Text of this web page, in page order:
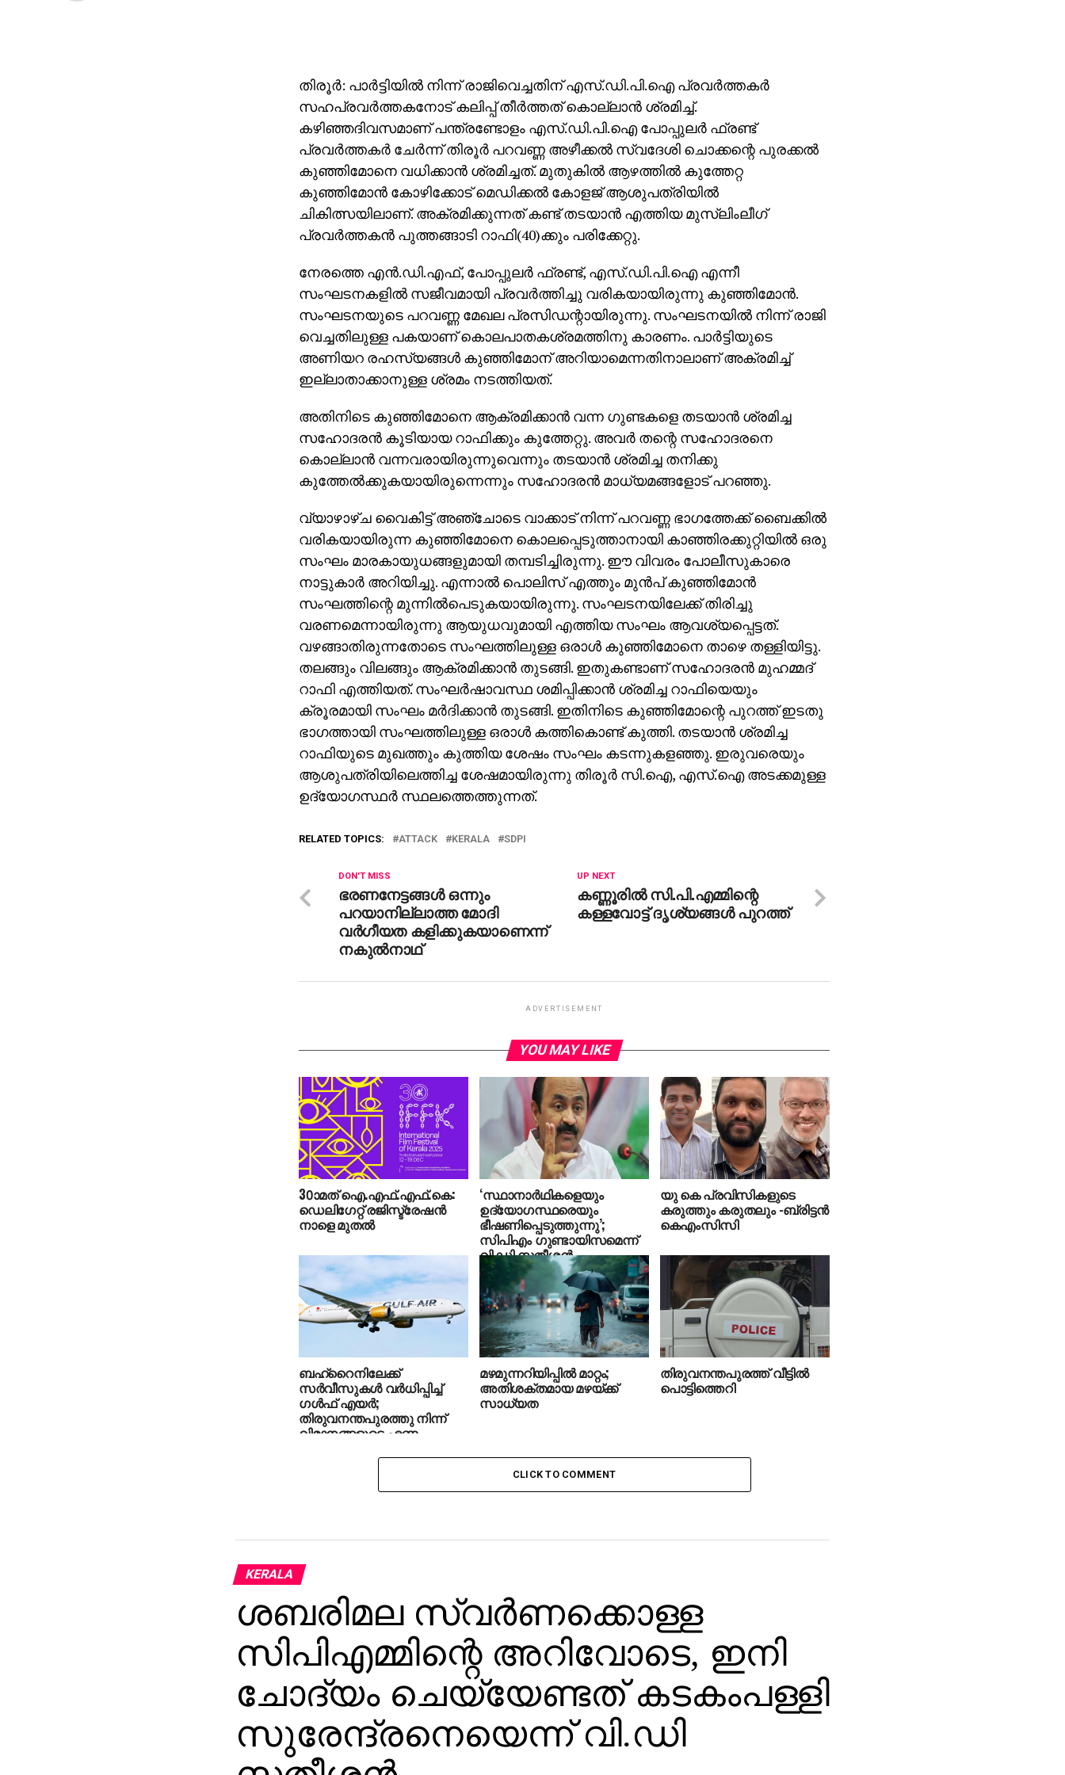
തിരൂര്‍: പാര്‍ട്ടിയില്‍ നിന്ന് രാജിവെച്ചതിന് എസ്.ഡി.പി.ഐ പ്രവര്‍ത്തകര്‍
സഹപ്രവര്‍ത്തകനോട് കലിപ്പ് തീര്‍ത്തത് കൊല്ലാന്‍ ശ്രമിച്ച്.
കഴിഞ്ഞദിവസമാണ് പന്ത്രണ്ടോളം എസ്.ഡി.പി.ഐ പോപ്പുലര്‍ ഫ്രണ്ട്
പ്രവര്‍ത്തകര്‍ ചേര്‍ന്ന് തിരൂര്‍ പറവണ്ണ അഴീക്കല്‍ സ്വദേശി ചൊക്കന്റെ പുരക്കല്‍
കുഞ്ഞിമോനെ വധിക്കാന്‍ ശ്രമിച്ചത്. മുതുകില്‍ ആഴത്തില്‍ കുത്തേറ്റ
കുഞ്ഞിമോന്‍ കോഴിക്കോട് മെഡിക്കല്‍ കോളജ് ആശുപത്രിയില്‍
ചികിത്സയിലാണ്. അക്രമിക്കുന്നത് കണ്ട് തടയാന്‍ എത്തിയ മുസ്ലിംലീഗ്
പ്രവര്‍ത്തകന്‍ പുത്തങ്ങാടി റാഫി(40)ക്കും പരിക്കേറ്റു.
നേരത്തെ എന്‍.ഡി.എഫ്, പോപ്പുലര്‍ ഫ്രണ്ട്, എസ്.ഡി.പി.ഐ എന്നീ
സംഘടനകളില്‍ സജീവമായി പ്രവര്‍ത്തിച്ചു വരികയായിരുന്നു കുഞ്ഞിമോന്‍.
സംഘടനയുടെ പറവണ്ണ മേഖല പ്രസിഡന്റായിരുന്നു. സംഘടനയില്‍ നിന്ന് രാജി
വെച്ചതിലുള്ള പകയാണ് കൊലപാതകശ്രമത്തിനു കാരണം. പാര്‍ട്ടിയുടെ
അണിയറ രഹസ്യങ്ങള്‍ കുഞ്ഞിമോന് അറിയാമെന്നതിനാലാണ് അക്രമിച്ച്
ഇല്ലാതാക്കാനുള്ള ശ്രമം നടത്തിയത്.
അതിനിടെ കുഞ്ഞിമോനെ ആക്രമിക്കാന്‍ വന്ന ഗുണ്ടകളെ തടയാന്‍ ശ്രമിച്ച
സഹോദരന്‍ കൂടിയായ റാഫിക്കും കുത്തേറ്റു. അവര്‍ തന്റെ സഹോദരനെ
കൊല്ലാന്‍ വന്നവരായിരുന്നുവെന്നും തടയാന്‍ ശ്രമിച്ച തനിക്കു
കുത്തേല്‍ക്കുകയായിരുന്നെന്നും സഹോദരന്‍ മാധ്യമങ്ങളോട് പറഞ്ഞു.
വ്യാഴാഴ്ച വൈകിട്ട് അഞ്ചോടെ വാക്കാട് നിന്ന് പറവണ്ണ ഭാഗത്തേക്ക് ബൈക്കില്‍
വരികയായിരുന്ന കുഞ്ഞിമോനെ കൊലപ്പെടുത്താനായി കാഞ്ഞിരക്കുറ്റിയില്‍ ഒരു
സംഘം മാരകായുധങ്ങളുമായി തമ്പടിച്ചിരുന്നു. ഈ വിവരം പോലീസുകാരെ
നാട്ടുകാര്‍ അറിയിച്ചു. എന്നാല്‍ പൊലിസ് എത്തും മുന്‍പ് കുഞ്ഞിമോന്‍
സംഘത്തിന്റെ മുന്നില്‍പെടുകയായിരുന്നു. സംഘടനയിലേക്ക് തിരിച്ചു
വരണമെന്നായിരുന്നു ആയുധവുമായി എത്തിയ സംഘം ആവശ്യപ്പെട്ടത്.
വഴങ്ങാതിരുന്നതോടെ സംഘത്തിലുള്ള ഒരാള്‍ കുഞ്ഞിമോനെ താഴെ തള്ളിയിട്ടു.
തലങ്ങും വിലങ്ങും ആക്രമിക്കാന്‍ തുടങ്ങി. ഇതുകണ്ടാണ് സഹോദരന്‍ മുഹമ്മദ്
റാഫി എത്തിയത്. സംഘര്‍ഷാവസ്ഥ ശമിപ്പിക്കാന്‍ ശ്രമിച്ച റാഫിയെയും
ക്രൂരമായി സംഘം മര്‍ദിക്കാന്‍ തുടങ്ങി. ഇതിനിടെ കുഞ്ഞിമോന്റെ പുറത്ത് ഇടതു
ഭാഗത്തായി സംഘത്തിലുള്ള ഒരാള്‍ കത്തികൊണ്ട് കുത്തി. തടയാന്‍ ശ്രമിച്ച
റാഫിയുടെ മുഖത്തും കുത്തിയ ശേഷം സംഘം കടന്നുകളഞ്ഞു. ഇരുവരെയും
ആശുപത്രിയിലെത്തിച്ച ശേഷമായിരുന്നു തിരൂര്‍ സി.ഐ, എസ്.ഐ അടക്കമുള്ള
ഉദ്യോഗസ്ഥര്‍ സ്ഥലത്തെത്തുന്നത്.
RELATED TOPICS: ATTACK KERALA SDPI
UP NEXT
കണ്ണൂരില്‍ സി.പി.എമ്മിന്റെ
കള്ളവോട്ട് ദൃശ്യങ്ങള്‍ പുറത്ത്
DON'T MISS
ഭരണനേട്ടങ്ങള്‍ ഒന്നും
പറയാനില്ലാത്ത മോദി
വര്‍ഗീയത കളിക്കുകയാണെന്ന്
നകുല്‍നാഥ്
ADVERTISEMENT
YOU MAY LIKE
30ാമത് ഐ.എഫ്.എഫ്.കെ:
ഡെലിഗേറ്റ് രജിസ്ട്രേഷന്‍
നാളെ മുതല്‍
‘സ്ഥാനാര്‍ഥികളെയും
ഉദ്യോഗസ്ഥരെയും
ഭീഷണിപ്പെടുത്തുന്നു’;
സിപിഎം ഗുണ്ടായിസമെന്ന്
വി ഡി സതീശന്‍
യു കെ പ്രവിസികളുടെ
കരുത്തും കരുതലും -ബ്രിട്ടൻ
കെഎംസിസി
ബഹ്റൈനിലേക്ക്
സർവീസുകൾ വർധിപ്പിച്ച്
ഗൾഫ് എയർ;
തിരുവനന്തപുരത്തു നിന്ന്
വിമാനങ്ങളുടെ എണ്ണം
മഴമുന്നറിയിപ്പില്‍ മാറ്റം;
അതിശക്തമായ മഴയ്ക്ക്
സാധ്യത
തിരുവനന്തപുരത്ത് വീട്ടില്‍
പൊട്ടിത്തെറി
CLICK TO COMMENT
KERALA
ശബരിമല സ്വര്‍ണക്കൊള്ള
സിപിഎമ്മിന്റെ അറിവോടെ, ഇനി
ചോദ്യം ചെയ്യേണ്ടത് കടകംപള്ളി
സുരേന്ദ്രനെയെന്ന് വി.ഡി